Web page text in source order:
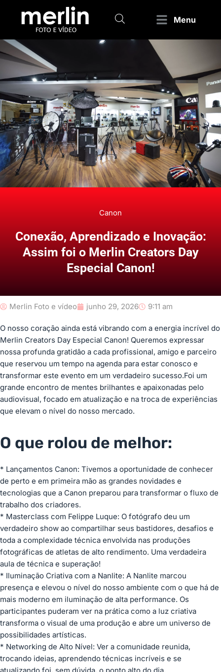
Menu
Canon
Conexão, Aprendizado e Inovação:
Assim foi o Merlin Creators Day
Especial Canon!
Merlin Foto e vídeo junho 29, 2026 9:11 am
O nosso coração ainda está vibrando com a energia incrível do
Merlin Creators Day Especial Canon! Queremos expressar
nossa profunda gratidão a cada profissional, amigo e parceiro
que reservou um tempo na agenda para estar conosco e
transformar este evento em um verdadeiro sucesso.Foi um
grande encontro de mentes brilhantes e apaixonadas pelo
audiovisual, focado em atualização e na troca de experiências
que elevam o nível do nosso mercado.
O que rolou de melhor:
* Lançamentos Canon: Tivemos a oportunidade de conhecer
de perto e em primeira mão as grandes novidades e
tecnologias que a Canon preparou para transformar o fluxo de
trabalho dos criadores.
* Masterclass com Felippe Luque: O fotógrafo deu um
verdadeiro show ao compartilhar seus bastidores, desafios e
toda a complexidade técnica envolvida nas produções
fotográficas de atletas de alto rendimento. Uma verdadeira
aula de técnica e superação!
* Iluminação Criativa com a Nanlite: A Nanlite marcou
presença e elevou o nível do nosso ambiente com o que há de
mais moderno em iluminação de alta performance. Os
participantes puderam ver na prática como a luz criativa
transforma o visual de uma produção e abre um universo de
possibilidades artísticas.
* Networking de Alto Nível: Ver a comunidade reunida,
trocando ideias, aprendendo técnicas incríveis e se